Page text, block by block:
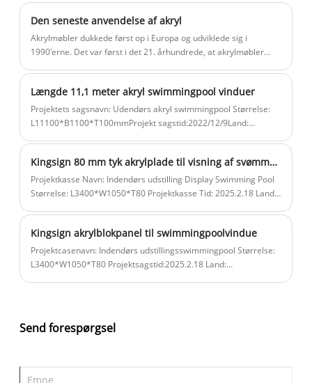
Kingsign fremstilling kaldes også smart
fremstilling.
størrelse, radian og tykkelse kan vi
tilpasse produktion, teste og analysere
gennem finite element analyse software
og give kunderne den mest pålidelige og
sikre tykkelsesanbefalingsrapport.
Kingsign fremstilling kaldes også smart
fremstilling.
vinduer , osv. Medicinsk brug: babykuvøser, forskellige
kirurgiske medicinske apparater Civile forsyninger:
badeværelsesfaciliteter, kunsthåndværk, kosmetik, beslag,
Den seneste anvendelse af akryl
Akrylmøbler dukkede først op i Europa og udviklede sig i
1990'erne. Det var først i det 21. århundrede, at akrylmøbler
Længde 11,1 meter akryl swimmingpool vinduer
Projektets sagsnavn: Udendørs akryl swimmingpool Størrelse:
L11100*B1100*T100mmProjekt sagstid:2022/12/9Land:
Kingsign 80 mm tyk akrylplade til visning af svømmeturvindue
Projektkasse Navn: Indendørs udstilling Display Swimming Pool
Størrelse: L3400*W1050*T80 Projektkasse Tid: 2025.2.18 Land:
Kingsign akrylblokpanel til swimmingpoolvindue
Projektcasenavn: Indendørs udstillingsswimmingpool Størrelse:
L3400*W1050*T80 Projektsagstid:2025.2.18 Land:
Send forespørgsel